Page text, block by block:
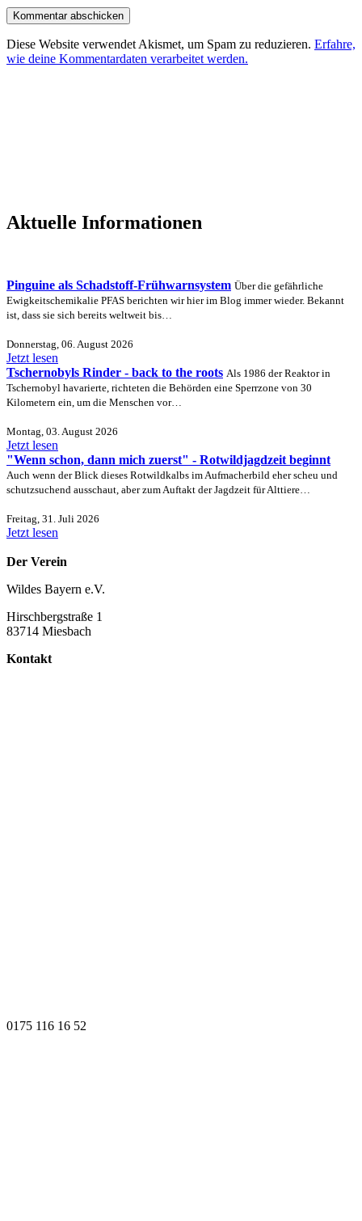
Diese Website verwendet Akismet, um Spam zu reduzieren. Erfahre,
wie deine Kommentardaten verarbeitet werden.
Aktuelle Informationen
Pinguine als Schadstoff-Frühwarnsystem Über die gefährliche
Ewigkeitschemikalie PFAS berichten wir hier im Blog immer wieder. Bekannt
ist, dass sie sich bereits weltweit bis…
Donnerstag, 06. August 2026
Jetzt lesen
Tschernobyls Rinder - back to the roots Als 1986 der Reaktor in
Tschernobyl havarierte, richteten die Behörden eine Sperrzone von 30
Kilometern ein, um die Menschen vor…
Montag, 03. August 2026
Jetzt lesen
"Wenn schon, dann mich zuerst" - Rotwildjagdzeit beginnt
Auch wenn der Blick dieses Rotwildkalbs im Aufmacherbild eher scheu und
schutzsuchend ausschaut, aber zum Auftakt der Jagdzeit für Alttiere…
Freitag, 31. Juli 2026
Jetzt lesen
Der Verein
Wildes Bayern e.V.
Hirschbergstraße 1
83714 Miesbach
Kontakt
0175 116 16 52